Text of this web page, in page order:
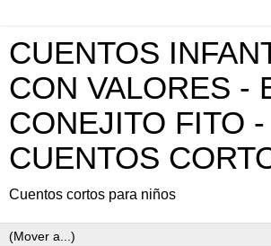
CUENTOS
CON VALORES -
CONEJITO FITO -
CUENTOS
Cuentos cortos para niños